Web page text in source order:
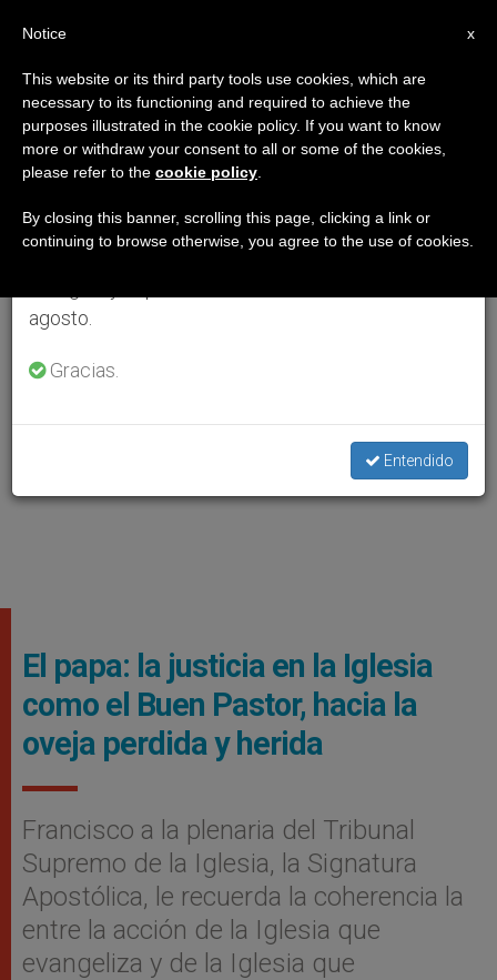
El papa: la justicia en la Iglesia
como el Buen Pastor, hacia la
oveja perdida y herida
Francisco a la plenaria del Tribunal
Supremo de la Iglesia, la Signatura
Apostólica, le recuerda la coherencia la
entre la acción de la Iglesia que
evangeliza y de la Iglesia que
×
Aviso importante
Del 27 de julio al 7 de agosto haremos la pausa
anual, aprovechando que en el periodo de verano
se generan menos informaciones y también el
agosto.
Gracias.
Entendido
x
Notice
This website or its third party tools use cookies, which are
necessary to its functioning and required to achieve the
purposes illustrated in the cookie policy. If you want to know
more or withdraw your consent to all or some of the cookies,
please refer to the cookie policy
By closing this banner, scrolling this page, clicking a link or
continuing to browse otherwise, you agree to the use of cookies.